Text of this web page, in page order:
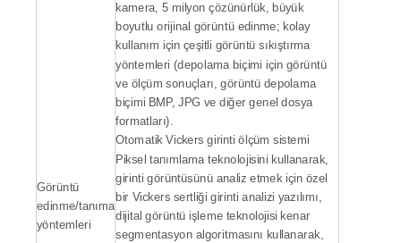
Görüntü
edinme/tanıma
yöntemleri
kamera, 5 milyon çözünürlük, büyük
boyutlu orijinal görüntü edinme; kolay
kullanım için çeşitli görüntü sıkıştırma
yöntemleri (depolama biçimi için görüntü
ve ölçüm sonuçları, görüntü depolama
biçimi BMP, JPG ve diğer genel dosya
formatları).
Otomatik Vickers girinti ölçüm sistemi
Piksel tanımlama teknolojisini kullanarak,
girinti görüntüsünü analiz etmek için özel
bir Vickers sertliği girinti analizi yazılımı,
dijital görüntü işleme teknolojisi kenar
segmentasyon algoritmasını kullanarak,